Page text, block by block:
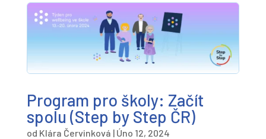
Program pro školy: Začít
spolu (Step by Step ČR)
od Klára Červinková | Úno 12, 2024